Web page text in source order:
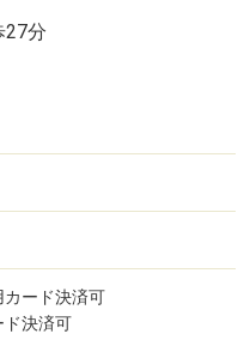
27分
カード決済可
ド決済可